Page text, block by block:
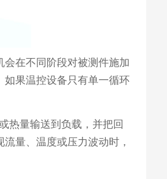
在不同阶段对被测件施加
如果温控设备只有单一循环
热量输送到负载，并把回
量、温度或压力波动时，